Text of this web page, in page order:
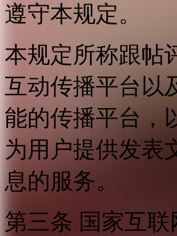
遵守本规定。
本规定所称跟帖
互动传播平台以
能的传播平台，
为用户提供发表
息的服务。
第三条 国家互